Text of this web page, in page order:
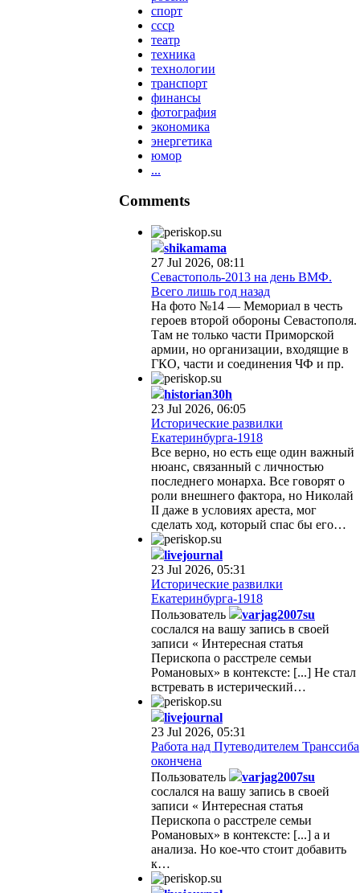
спорт
ссср
театр
техника
технологии
транспорт
финансы
фотография
экономика
энергетика
юмор
...
Comments
shikamama
27 Jul 2026, 08:11
Севастополь-2013 на день ВМФ.
Всего лишь год назад
На фото №14 — Мемориал в честь
героев второй обороны Севастополя.
Там не только части Приморской
армии, но организации, входящие в
ГКО, части и соединения ЧФ и пр.
historian30h
23 Jul 2026, 06:05
Исторические развилки
Екатеринбурга-1918
Все верно, но есть еще один важный
нюанс, связанный с личностью
последнего монарха. Все говорят о
роли внешнего фактора, но Николай
II даже в условиях ареста, мог
сделать ход, который спас бы его…
livejournal
23 Jul 2026, 05:31
Исторические развилки
Екатеринбурга-1918
Пользователь
varjag2007su
сослался на вашу запись в своей
записи « Интересная статья
Перископа о расстреле семьи
Романовых» в контексте: [...] Не стал
встревать в истерический…
livejournal
23 Jul 2026, 05:31
Работа над Путеводителем Транссиба
окончена
Пользователь
varjag2007su
сослался на вашу запись в своей
записи « Интересная статья
Перископа о расстреле семьи
Романовых» в контексте: [...] а и
анализа. Но кое-что стоит добавить
к…